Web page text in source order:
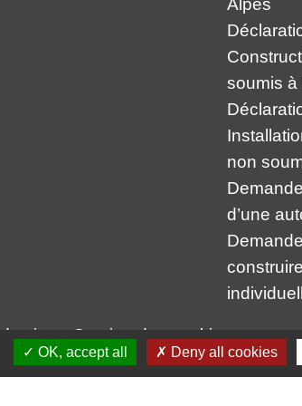
soumis à
non
d’une
site - Gestion des cookies
OK, accept all Deny all cookies